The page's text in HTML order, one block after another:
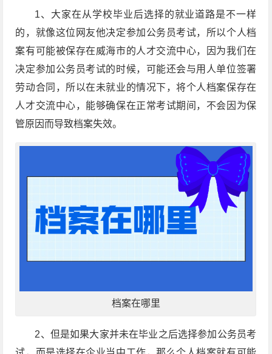
1、大家在从学校毕业后选择的就业道路是不一样
的，就像这位网友他决定参加公务员考试，所以个人档
案有可能被保存在威海市的人才交流中心，因为我们在
决定参加公务员考试的时候，可能还会与用人单位签署
劳动合同，所以在未就业的情况下，将个人档案保存在
人才交流中心，能够确保在正常考试期间，不会因为保
管原因而导致档案失效。
档案在哪里
2、但是如果大家并未在毕业之后选择参加公务员考